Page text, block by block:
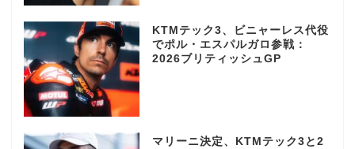
KTMテック3、ビニャーレス代役
でポル・エスパルガロ参戦：
2026ブリティッシュGP
マリーニ決定、KTMテック3と2